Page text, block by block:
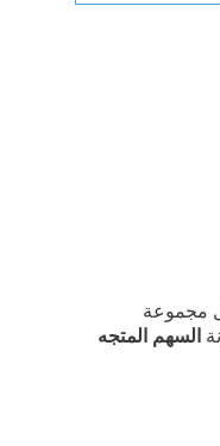
مجموعة
السهم المتجه